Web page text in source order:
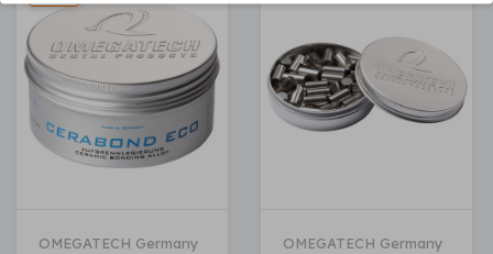
OMEGATECH Germany OMEGATECH Germany